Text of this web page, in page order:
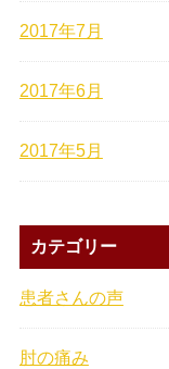
2017年7月
2017年6月
2017年5月
カテゴリー
患者さんの声
肘の痛み